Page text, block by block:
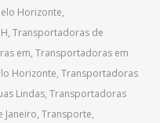
Horizonte,
, Transportadoras de
em, Transportadoras em
Horizonte, Transportadoras
Lindas, Transportadoras
Janeiro, Transporte,